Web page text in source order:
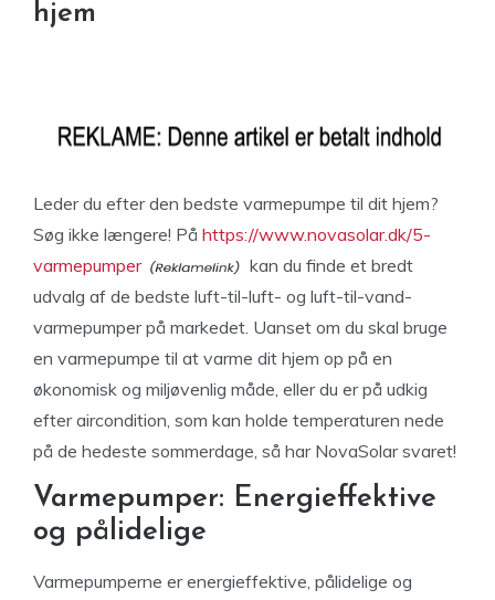
hjem
Leder du efter den bedste varmepumpe til dit hjem?
Søg ikke længere! På https://www.novasolar.dk/5-
varmepumper
kan du finde et bredt
udvalg af de bedste luft-til-luft- og luft-til-vand-
varmepumper på markedet. Uanset om du skal bruge
en varmepumpe til at varme dit hjem op på en
økonomisk og miljøvenlig måde, eller du er på udkig
efter aircondition, som kan holde temperaturen nede
på de hedeste sommerdage, så har NovaSolar svaret!
Varmepumper: Energieffektive
og pålidelige
Varmepumperne er energieffektive, pålidelige og